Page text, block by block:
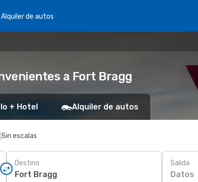
Alquiler de autos
a Fort Bragg
+ Hotel Alquiler de autos
Sin escalas
Destino Salida
Datos